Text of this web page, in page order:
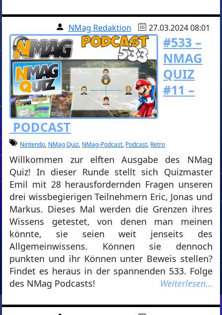
NMag Redaktion 27.03.2024 08:01
#533 –
NMAG
QUIZ
#11 –
PODCAST
Nintendo, NMag Quiz, NMag-Podcast, Podcast, Retro
Willkommen zur elften Ausgabe des NMag
Quiz! In dieser Runde stellt sich Quizmaster
Emil mit 28 herausfordernden Fragen unseren
drei wissbegierigen Teilnehmern Eric, Jonas und
Markus. Dieses Mal werden die Grenzen ihres
Wissens getestet, von denen man meinen
könnte, sie seien weit jenseits des
Allgemeinwissens. Können sie dennoch
punkten und ihr Können unter Beweis stellen?
Findet es heraus in der spannenden 533. Folge
des NMag Podcasts!
Weiterlesen…